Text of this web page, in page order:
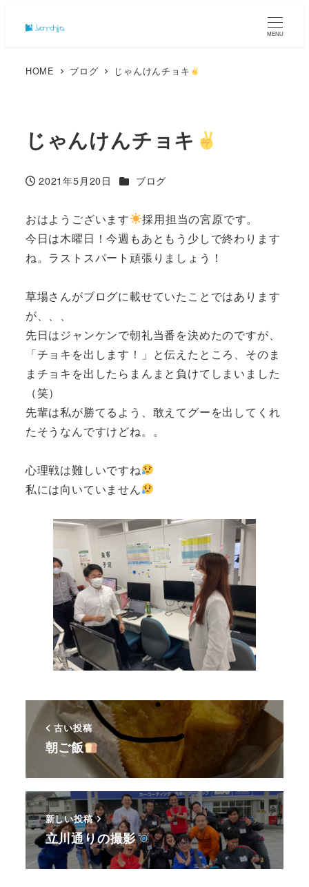
MENU
HOME ブログ じゃんけんチョキ
じゃんけんチョキ
投稿日
2021年5月20日 カテゴリー
ブログ
おはようございます
採用担当の宮原です。
今日は木曜日！今週もあともう少しで終わります
ね。ラストスパート頑張りましょう！
草場さんがブログに載せていたことではあります
が、、、
先日はジャンケンで朝礼当番を決めたのですが、
「チョキを出します！」と伝えたところ、そのま
まチョキを出したらまんまと負けてしまいました
（笑）
先輩は私が勝てるよう、敢えてグーを出してくれ
たそうなんですけどね。。
心理戦は難しいですね
私には向いていません
古い投稿
朝ご飯
新しい投稿
立川通りの撮影